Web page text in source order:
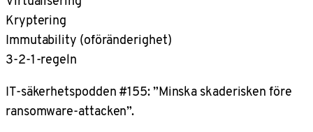
Kryptering
Immutability (oföränderighet)
3-2-1-regeln
IT-säkerhetspodden #155: ”Minska skaderisken före
ransomware-attacken”.